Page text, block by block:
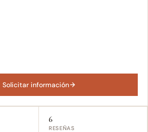
Solicitar información
6
RESEÑAS